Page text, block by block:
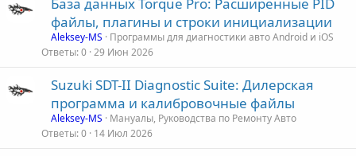
База данных Torque Pro: Расширенные PID
файлы, плагины и строки инициализации
Aleksey-MS
Программы для диагностики авто Android и iOS
Ответы 0 29 Июн 2026
Suzuki SDT-II Diagnostic Suite: Дилерская
программа и калибровочные файлы
Aleksey-MS
Мануалы, Руководства по Ремонту Авто
Ответы 0 14 Июл 2026